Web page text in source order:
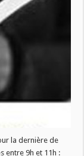
la dernière de
entre 9h et 11h :